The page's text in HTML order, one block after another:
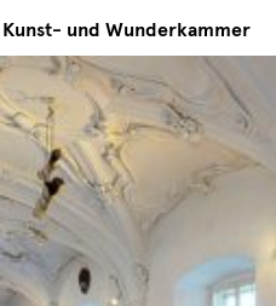
und Wunderkammer